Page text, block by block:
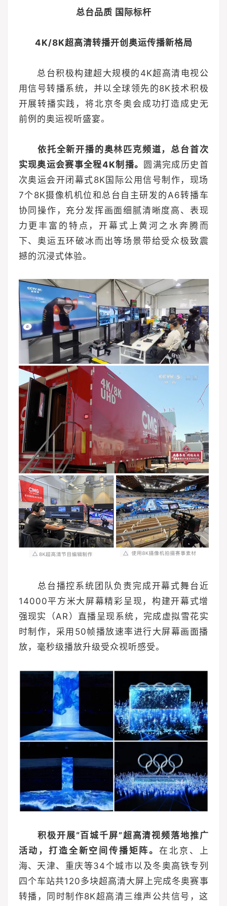
总台品质 国际标杆
4K/8K超高清转播开创奥运传播新格局
总台积极构建超大规模的4K超高清电视公
用信号转播系统，并以全球领先的8K技术积极
开展转播实践，将北京冬奥会成功打造成史无
前例的奥运视听盛宴。
依托全新开播的奥林匹克频道，总台首次
实现奥运会赛事全程4K制播。
圆满完成历史首
次奥运会开闭幕式8K国际公用信号制作，现场
7个8K摄像机机位和总台自主研发的A6转播车
协同操作，充分发挥画面细腻清晰度高、表现
力更丰富的特点，开幕式上黄河之水奔腾而
下、奥运五环破冰而出等场景带给受众极致震
撼的沉浸式体验。
总台播控系统团队负责完成开幕式舞台近
14000平方米大屏幕精彩呈现，构建开幕式增
强现实（AR）直播呈现系统，完成虚拟雪花实
时制作，采用50帧播放速率进行大屏幕画面播
放，毫秒级播放升级受众视听感受。
积极开展“百城千屏”超高清视频落地推广
活动，打造全新空间传播矩阵。在北京、上
海、天津、重庆等34个城市以及冬奥高铁专列
四个车站共120多块超高清大屏上完成冬奥赛事
转播，同时制作8K超高清三维声公共信号，这